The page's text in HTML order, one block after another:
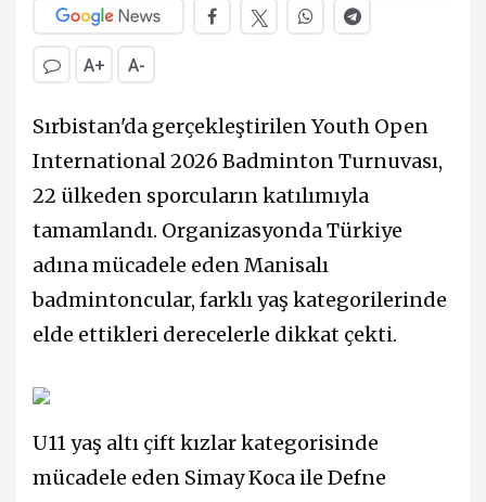
A+ A-
Sırbistan'da gerçekleştirilen Youth Open
International 2026 Badminton Turnuvası,
22 ülkeden sporcuların katılımıyla
tamamlandı. Organizasyonda Türkiye
adına mücadele eden Manisalı
badmintoncular, farklı yaş kategorilerinde
elde ettikleri derecelerle dikkat çekti.
U11 yaş altı çift kızlar kategorisinde
mücadele eden Simay Koca ile Defne